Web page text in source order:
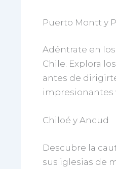
Puerto Montt y
Adéntrate en
Chile. Explora
antes de
impresionantes
Chiloé y Ancud
Descubre la
sus iglesias de